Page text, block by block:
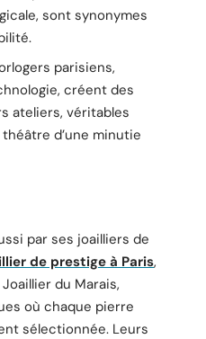
sont synonymes
parisiens,
créent des
ateliers, véritables
d’une minutie
par ses joailliers de
de prestige à Paris,
du Marais,
où chaque pierre
sélectionnée. Leurs